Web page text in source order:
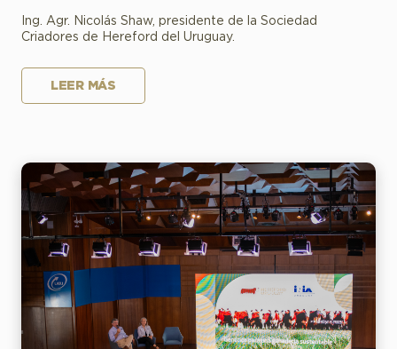
Ing. Agr. Nicolás Shaw, presidente de la Sociedad
Criadores de Hereford del Uruguay.
LEER MÁS